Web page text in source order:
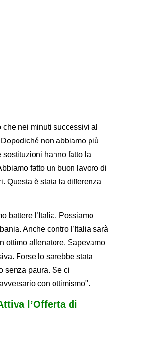
nei minuti successivi al
non abbiamo più
hanno fatto la
fatto un buon lavoro di
Questa è stata la differenza
battere l’Italia. Possiamo
Anche contro l’Italia sarà
ottimo allenatore. Sapevamo
Forse lo sarebbe stata
senza paura. Se ci
con ottimismo".
l’Offerta di